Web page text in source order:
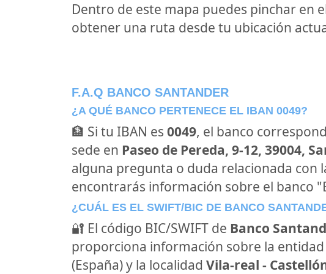
Dentro de este mapa puedes pinchar en
obtener una ruta desde tu ubicación
F.A.Q BANCO SANTANDER
¿A QUÉ BANCO PERTENECE EL IBAN 0049?
🏦 Si tu IBAN es 0049, el banco
sede en Paseo de Pereda, 9-12, 39004,
alguna pregunta o duda relacionada con
encontrarás información sobre el banco
¿CUÁL ES EL SWIFT/BIC DE BANCO
🔐 El código BIC/SWIFT de Banco
proporciona información sobre la entidad
(España) y la localidad Vila-real -